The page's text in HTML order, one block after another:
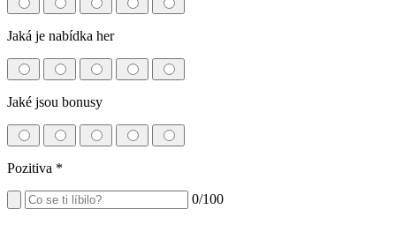
Jaká je nabídka her
Jaké jsou bonusy
Pozitiva *
0/100